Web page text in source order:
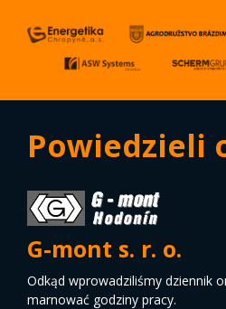
Powiedzieli
G-mont s. r. o.
Odkąd wprowadziliśmy dziennik
marnować godziny pracy.